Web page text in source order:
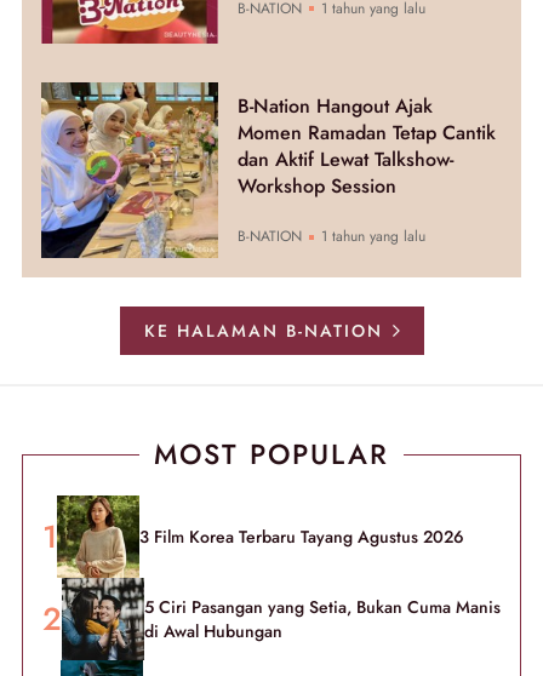
B-NATION 1 tahun yang lalu
B-Nation Hangout Ajak
Momen Ramadan Tetap Cantik
dan Aktif Lewat Talkshow-
Workshop Session
B-NATION 1 tahun yang lalu
KE HALAMAN B-NATION
MOST POPULAR
3 Film Korea Terbaru Tayang Agustus 2026
5 Ciri Pasangan yang Setia, Bukan Cuma Manis
di Awal Hubungan